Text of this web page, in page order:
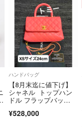
させて頂けるとまとめ割
規約に基づいて運営して
り中でも、即決頂いた方
ます。
陥があった場合は返金対
は、必ずブランドブティ
ハンドバッグ
【8月末迄に値下げ】
シャネル トップハン
ドル フラップバッ
サイズ 24 cm ピンク
¥528,000